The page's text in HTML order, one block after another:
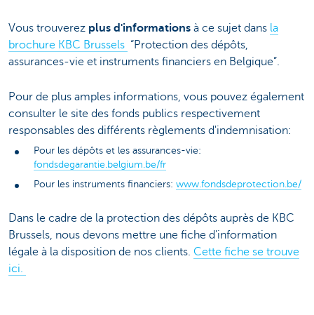
Vous trouverez plus d'informations à ce sujet dans la
brochure KBC Brussels “Protection des dépôts,
assurances-vie et instruments financiers en Belgique”.
Pour de plus amples informations, vous pouvez également
consulter le site des fonds publics respectivement
responsables des différents règlements d'indemnisation:
Pour les dépôts et les assurances-vie:
fondsdegarantie.belgium.be/fr
Pour les instruments financiers: www.fondsdeprotection.be/
Dans le cadre de la protection des dépôts auprès de KBC
Brussels, nous devons mettre une fiche d'information
légale à la disposition de nos clients. Cette fiche se trouve
ici.